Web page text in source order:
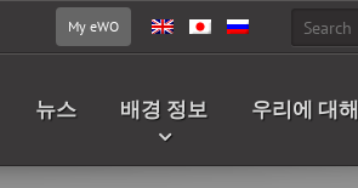
My eWO
뉴스 배경 정보 우리에 대해